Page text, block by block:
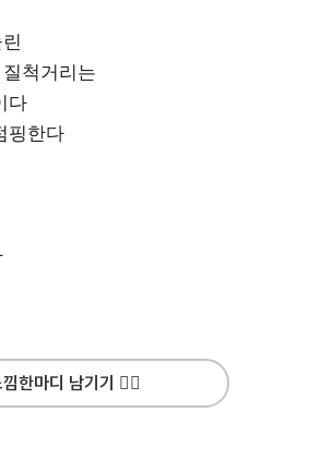
척거리는
다
핑한다
한마디 남기기 ✍🏻